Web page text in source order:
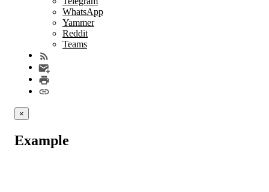
WhatsApp
Yammer
Reddit
Teams
×
Example